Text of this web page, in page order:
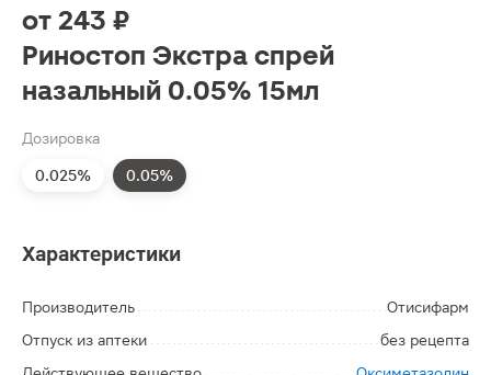
от 243 ₽
Риностоп Экстра спрей
назальный 0.05% 15мл
Дозировка
0.025% 0.05%
Характеристики
Производитель
Отисифарм
Отпуск из аптеки
без рецепта